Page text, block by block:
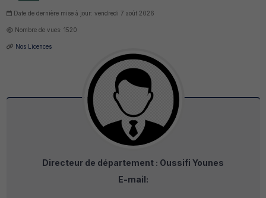
Date de dernière mise à jour: vendredi 7 août 2026
Nombre de vues: 1520
Nos Licences
Directeur de département : Oussifi Younes
E-mail: